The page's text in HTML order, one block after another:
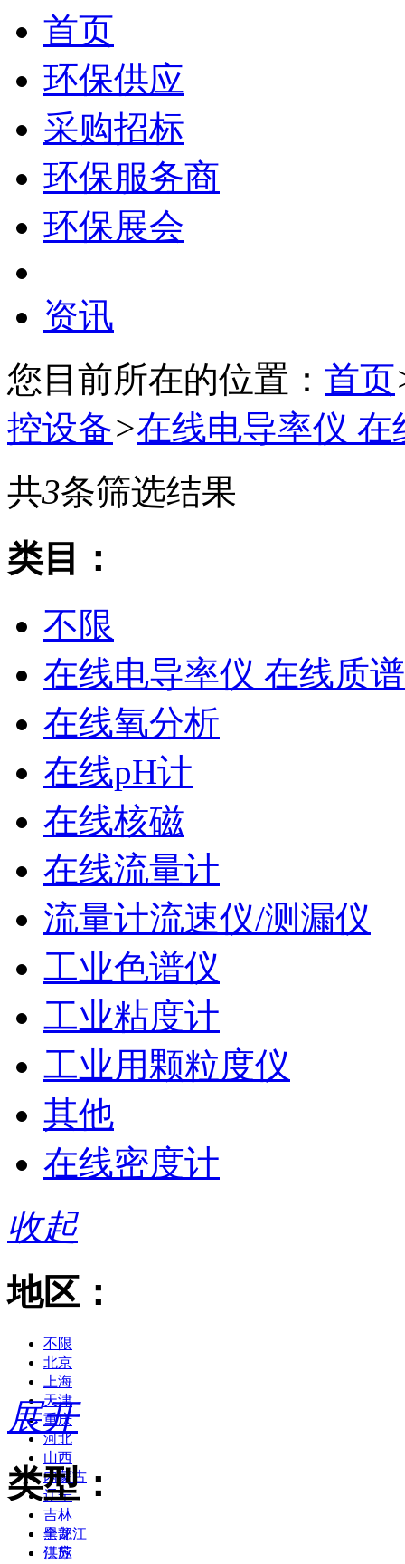
首页
环保供应
采购招标
环保服务商
环保展会
资讯
您目前所在的位置： 首页
控设备>在线电导率仪
共3条筛选结果
类目：
不限
在线电导率仪 在线质
在线氧分析
在线pH计
在线核磁
在线流量计
流量计流速仪/测漏仪
工业色谱仪
工业粘度计
工业用颗粒度仪
其他
在线密度计
收起
地区：
不限
北京
上海
天津
重庆
河北
山西
内蒙古
辽宁
吉林
黑龙江
江苏
展开
类型：
全部
供应